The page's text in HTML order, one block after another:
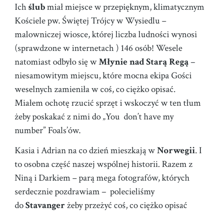
Ichślubmiał miejsce w przepięknym, klimatycznym
Kościele pw. Świętej Trójcy w Wysiedlu –
malowniczej wiosce, której liczba ludności wynosi
(sprawdzone w internetach ) 146 osób! Wesele
natomiast odbyło się wMłynie nad Starą Regą–
niesamowitym miejscu, które mocna ekipa Gości
weselnych zamieniła w coś, co ciężko opisać.
Miałem ochotę rzucić sprzęt i wskoczyć w ten tłum
żeby poskakać z nimi do „You don’t have my
number” Foals’ów.
Kasia i Adrian na co dzień mieszkają wNorwegii. I
to osobna część naszej wspólnej historii. Razem z
Niną i Darkiem – parą mega fotografów, których
serdecznie pozdrawiam – polecieliśmy
doStavanger żeby przeżyć coś, co ciężko opisać